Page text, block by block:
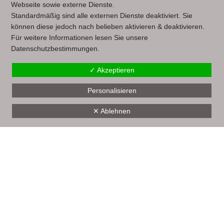
Kontaktdaten:
Office:
Stiegengasse 11/10, 1060 Wien - Austria
+43 (0)660 / 522 87 06
office@my-mediator.at
Eintrag Bundesministerium für Justiz
Webseite sowie externe Dienste.
Standardmäßig sind alle externen Dienste deaktiviert. Sie
können diese jedoch nach belieben aktivieren & deaktivieren.
Für weitere Informationen lesen Sie unsere
Datenschutzbestimmungen.
✓ Akzeptieren
Personalisieren
✕ Ablehnen